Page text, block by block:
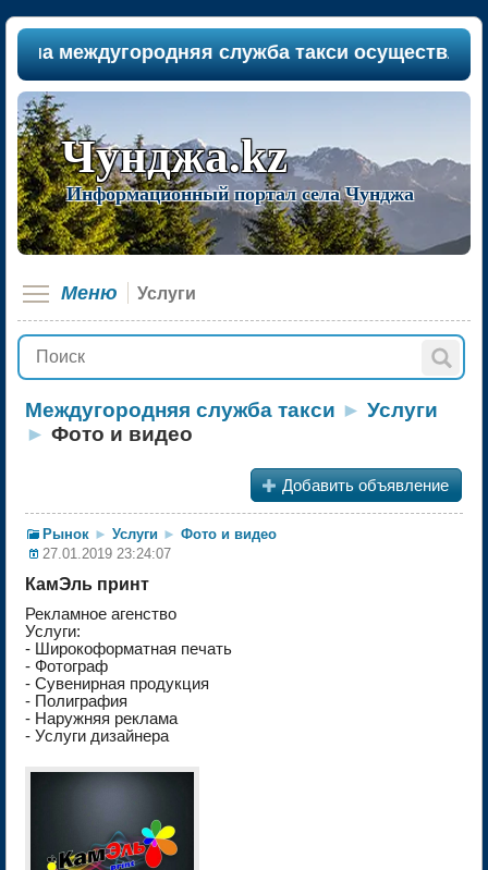
междугородняя служба такси осуществляет
Чунджа.kz
Информационный портал села Чунджа
Меню Услуги
Междугородняя служба такси ► Услуги
► Фото и видео
+ Добавить объявление
Рынок ► Услуги ► Фото и видео
27.01.2019 23:24:07
КамЭль принт
Рекламное агенство
Услуги:
- Широкоформатная печать
- Фотограф
- Сувенирная продукция
- Полиграфия
- Наружняя реклама
- Услуги дизайнера